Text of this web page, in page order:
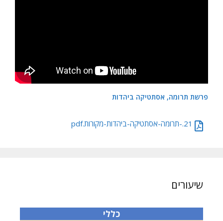
פרשת תרומה, אסתטיקה ביהדות
21.-תרומה-אסתטיקה-ביהדות-מקורות.pdf
שיעורים
כללי